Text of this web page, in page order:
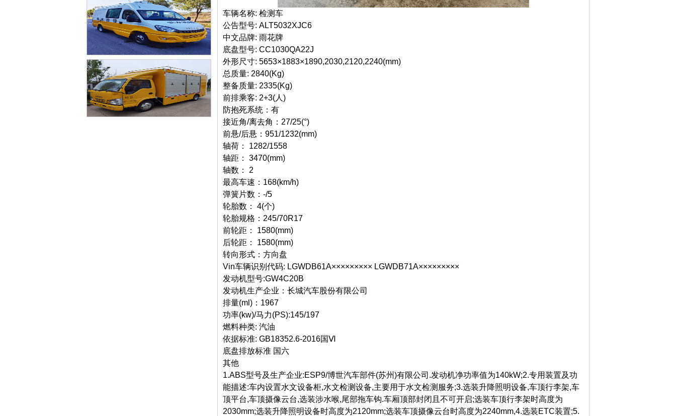
车辆名称: 检测车
公告型号: ALT5032XJC6
中文品牌: 雨花牌
底盘型号: CC1030QA22J
外形尺寸: 5653×1883×1890,2030,2120,2240(mm)
总质量: 2840(Kg)
整备质量: 2335(Kg)
前排乘客: 2+3(人)
防抱死系统：有
接近角/离去角：27/25(°)
前悬/后悬：951/1232(mm)
轴荷： 1282/1558
轴距： 3470(mm)
轴数： 2
最高车速：168(km/h)
弹簧片数：-/5
轮胎数： 4(个)
轮胎规格：245/70R17
前轮距： 1580(mm)
后轮距： 1580(mm)
转向形式：方向盘
Vin车辆识别代码: LGWDB61A××××××××× LGWDB71A×××××××××
发动机型号:GW4C20B
发动机生产企业：长城汽车股份有限公司
排量(ml)：1967
功率(kw)/马力(PS):145/197
燃料种类: 汽油
依据标准: GB18352.6-2016国Ⅵ
底盘排放标准 国六
其他
1.ABS型号及生产企业:ESP9/博世汽车部件(苏州)有限公司.发动机净功率值为140kW;2.专用装置及功
能描述:车内设置水文设备柜,水文检测设备,主要用于水文检测服务;3.选装升降照明设备,车顶行李架,车
顶平台,车顶摄像云台,选装涉水喉,尾部拖车钩.车厢顶部封闭且不可开启;选装车顶行李架时高度为
2030mm;选装升降照明设备时高度为2120mm;选装车顶摄像云台时高度为2240mm,4.选装ETC装置;5.